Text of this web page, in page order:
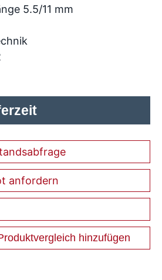
5.5/11 mm
anfordern
hinzufügen